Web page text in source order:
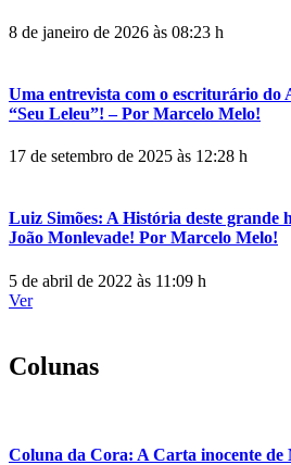
8 de janeiro de 2026 às 08:23 h
Uma entrevista com o escriturário do
“Seu Leleu”! – Por Marcelo Melo!
17 de setembro de 2025 às 12:28 h
Luiz Simões: A História deste grande
João Monlevade! Por Marcelo Melo!
5 de abril de 2022 às 11:09 h
Ver
Colunas
Coluna da Cora: A Carta inocente